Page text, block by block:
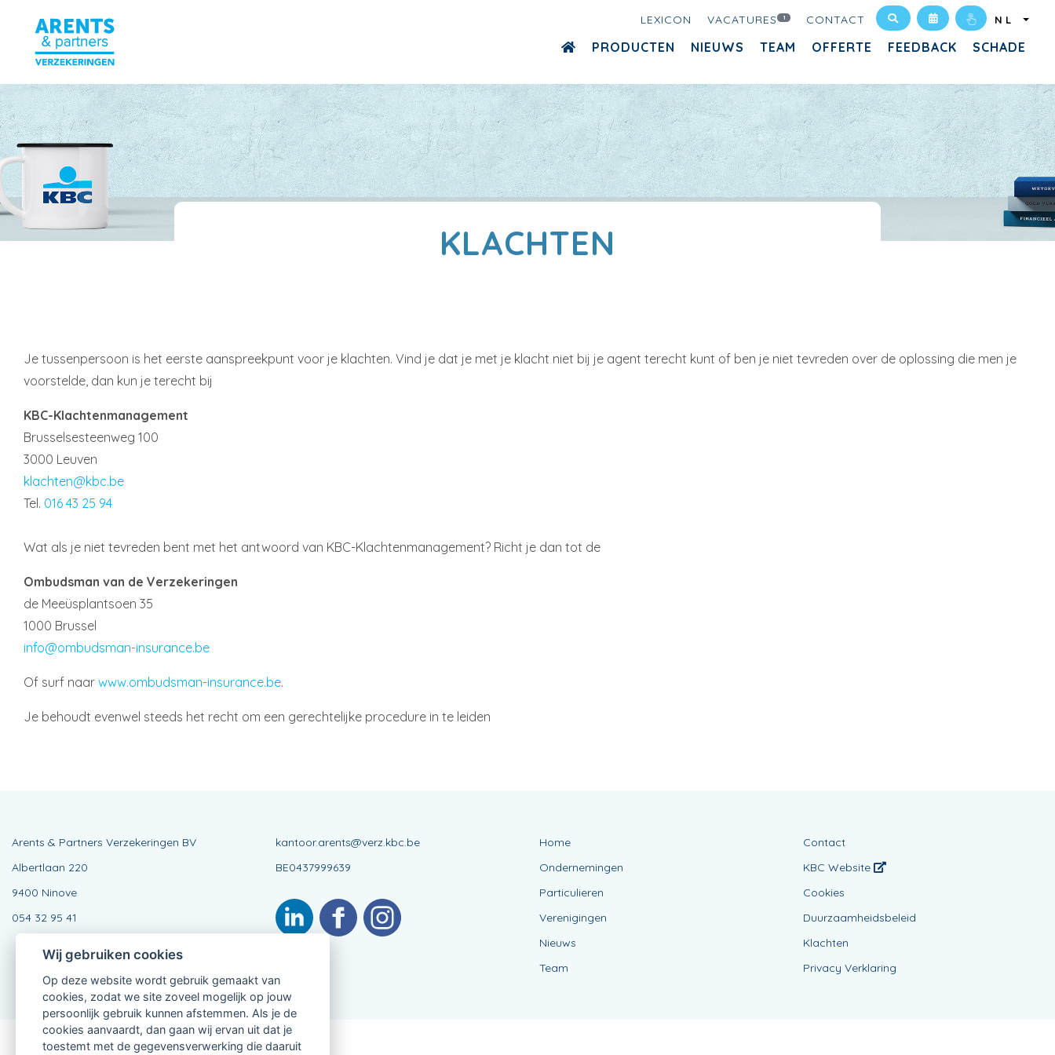
LEXICON VACATURES 1 CONTACT NL
PRODUCTEN NIEUWS TEAM OFFERTE FEEDBACK SCHADE
KLACHTEN
Je tussenpersoon is het eerste aanspreekpunt voor je klachten. Vind je dat je met je klacht niet bij je agent terecht kunt of ben je niet tevreden over de oplossing die men je
voorstelde, dan kun je terecht bij
KBC-Klachtenmanagement
Brusselsesteenweg 100
3000 Leuven
klachten@kbc.be
Tel. 016 43 25 94
Wat als je niet tevreden bent met het antwoord van KBC-Klachtenmanagement? Richt je dan tot de
Ombudsman van de Verzekeringen
de Meeüsplantsoen 35
1000 Brussel
info@ombudsman-insurance.be
Of surf naar www.ombudsman-insurance.be.
Je behoudt evenwel steeds het recht om een gerechtelijke procedure in te leiden
Arents & Partners Verzekeringen BV
Albertlaan 220
9400 Ninove
054 32 95 41
kantoor.arents@verz.kbc.be
BE0437999639
Home
Ondernemingen
Particulieren
Verenigingen
Nieuws
Team
Contact
KBC Website
Cookies
Duurzaamheidsbeleid
Klachten
Privacy Verklaring
Wij gebruiken cookies
Op deze website wordt gebruik gemaakt van
cookies, zodat we site zoveel mogelijk op jouw
persoonlijk gebruik kunnen afstemmen. Als je de
cookies aanvaardt, dan gaan wij ervan uit dat je
toestemt met de gegevensverwerking die daaruit